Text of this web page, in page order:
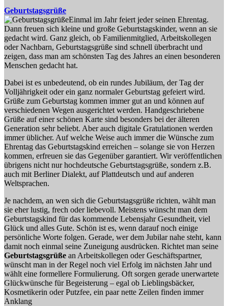
Geburtstagsgrüße
Einmal im Jahr feiert jeder seinen Ehrentag.
Dann freuen sich kleine und große Geburtstagskinder, wenn an sie
gedacht wird. Ganz gleich, ob Familienmitglied, Arbeitskollegen
oder Nachbarn, Geburtstagsgrüße sind schnell überbracht und
zeigen, dass man am schönsten Tag des Jahres an einen besonderen
Menschen gedacht hat.
Dabei ist es unbedeutend, ob ein rundes Jubiläum, der Tag der
Volljährigkeit oder ein ganz normaler Geburtstag gefeiert wird.
Grüße zum Geburtstag kommen immer gut an und können auf
verschiedenen Wegen ausgerichtet werden. Handgeschriebene
Grüße auf einer schönen Karte sind besonders bei der älteren
Generation sehr beliebt. Aber auch digitale Gratulationen werden
immer üblicher. Auf welche Weise auch immer die Wünsche zum
Ehrentag das Geburtstagskind erreichen – solange sie von Herzen
kommen, erfreuen sie das Gegenüber garantiert. Wir veröffentlichen
übrigens nicht nur hochdeutsche Geburtstagsgrüße, sondern z.B.
auch mit Berliner Dialekt, auf Plattdeutsch und auf anderen
Weltsprachen.
Je nachdem, an wen sich die Geburtstagsgrüße richten, wählt man
sie eher lustig, frech oder liebevoll. Meistens wünscht man dem
Geburtstagskind für das kommende Lebensjahr Gesundheit, viel
Glück und alles Gute. Schön ist es, wenn darauf noch einige
persönliche Worte folgen. Gerade, wer dem Jubilar nahe steht, kann
damit noch einmal seine Zuneigung ausdrücken. Richtet man seine
Geburtstagsgrüße an Arbeitskollegen oder Geschäftspartner,
wünscht man in der Regel noch viel Erfolg im nächsten Jahr und
wählt eine formellere Formulierung. Oft sorgen gerade unerwartete
Glückwünsche für Begeisterung – egal ob Lieblingsbäcker,
Kosmetikerin oder Putzfee, ein paar nette Zeilen finden immer
Anklang